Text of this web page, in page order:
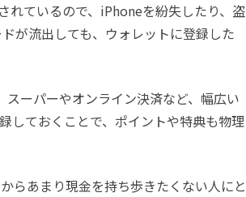
れているので、iPhoneを紛失したり、盗
が流出しても、ウォレットに登録した
ーパーやオンライン決済など、幅広い
しておくことで、ポイントや特典も物理
らあまり現金を持ち歩きたくない人にと